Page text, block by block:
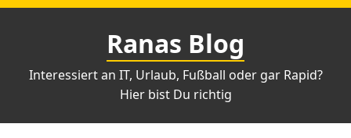
Zum
Ranas Blog
Interessiert an IT, Urlaub, Fußball oder gar Rapid?
Hier bist Du richtig